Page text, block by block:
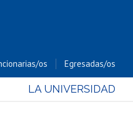
os Egresadas/os
LA UNIVERSIDAD